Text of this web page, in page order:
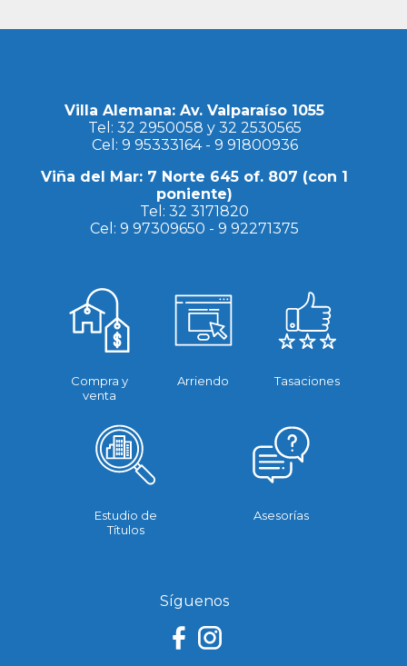
Villa Alemana: Av. Valparaíso 1055
Tel: 32 2950058 y 32 2530565
Cel: 9 95333164- 9 91800936
Viña del Mar: 7 Norte 645 of. 807 (con 1
poniente)
Tel:32 3171820
Cel:9 97309650 -9 92271375
Compra y
venta
Arriendo Tasaciones
Estudio de
Títulos
Asesorías
Síguenos